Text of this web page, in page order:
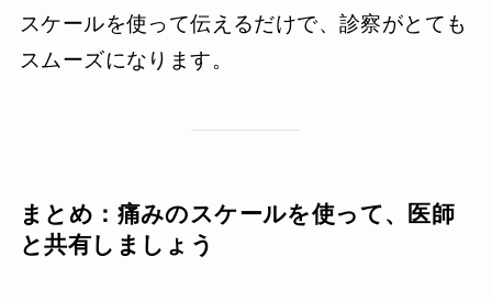
スケールを使って伝えるだけで、診察がとても
スムーズになります。
まとめ：痛みのスケールを使って、医師
と共有しましょう